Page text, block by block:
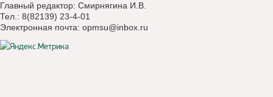
Главный редактор: Смирнягина И.В.
Тел.: 8(82139) 23-4-01
Электронная почта: opmsu@inbox.ru